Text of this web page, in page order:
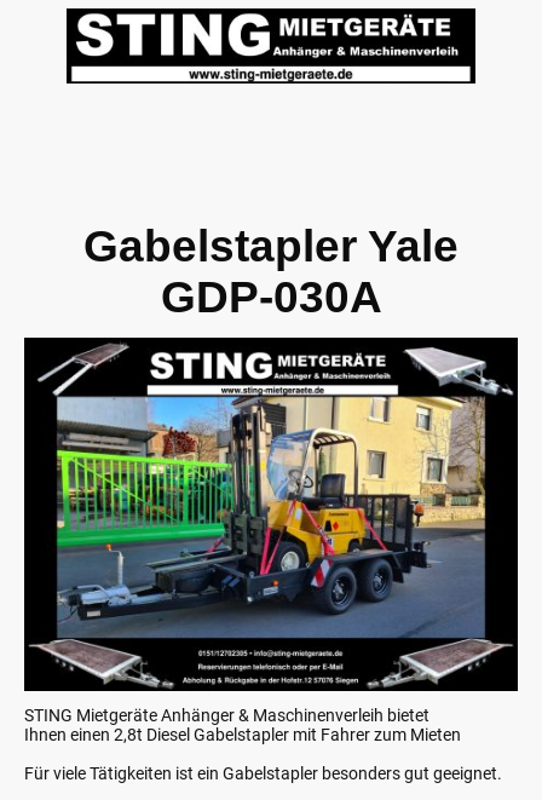
Gabelstapler Yale
GDP-030A
STING Mietgeräte Anhänger & Maschinenverleih bietet
Ihnen einen 2,8t Diesel Gabelstapler mit Fahrer zum Mieten
Für viele Tätigkeiten ist ein Gabelstapler besonders gut geeignet.